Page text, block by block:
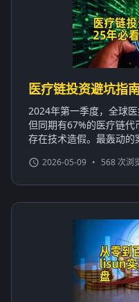
医疗链投资避坑指
2024年第一季度，全球
但同期有67%的医疗链
存在技术造假。最轰动的
2026-05-09 • 568 次浏